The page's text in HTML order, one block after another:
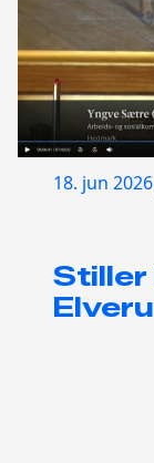
18. jun 2026
Stiller